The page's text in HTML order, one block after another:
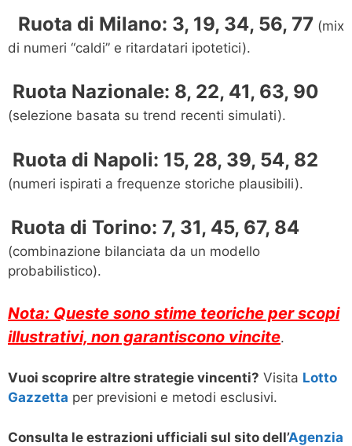
Ruota di Milano: 3, 19, 34, 56, 77 (mix
di numeri “caldi” e ritardatari ipotetici).
️ Ruota Nazionale: 8, 22, 41, 63, 90
(selezione basata su trend recenti simulati).
️ Ruota di Napoli: 15, 28, 39, 54, 82
(numeri ispirati a frequenze storiche plausibili).
Ruota di Torino: 7, 31, 45, 67, 84
(combinazione bilanciata da un modello
probabilistico).
Nota: Queste sono stime teoriche per scopi
illustrativi, non garantiscono vincite.
Vuoi scoprire altre strategie vincenti? Visita Lotto
Gazzetta per previsioni e metodi esclusivi.
Consulta le estrazioni ufficiali sul sito dell’Agenzia